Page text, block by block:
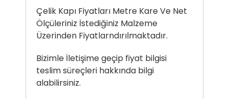
Çelik Kapı Fiyatları Metre Kare Ve Net
Ölçüleriniz İstediğiniz Malzeme
Üzerinden Fiyatlarndırılmaktadır.
Bizimle İletişime geçip fiyat bilgisi
teslim süreçleri hakkında bilgi
alabilirsiniz.